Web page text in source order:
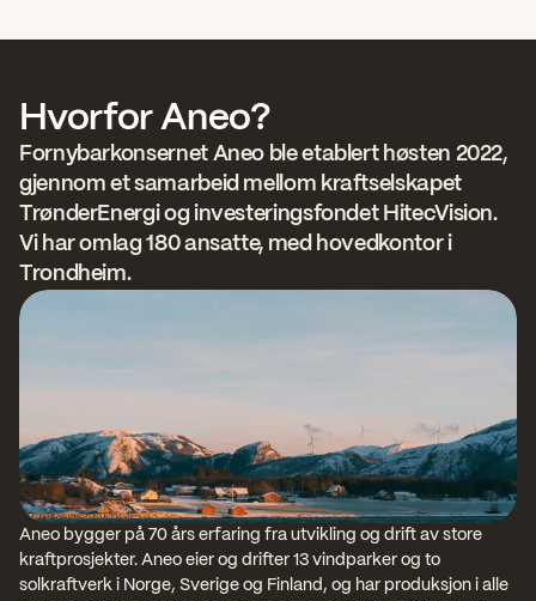
Hvorfor Aneo?
Fornybarkonsernet Aneo ble etablert høsten 2022,
gjennom et samarbeid mellom kraftselskapet
TrønderEnergi og investeringsfondet HitecVision.
Vi har omlag 180 ansatte, med hovedkontor i
Trondheim.
Aneo bygger på 70 års erfaring fra utvikling og drift av store
kraftprosjekter. Aneo eier og drifter 13 vindparker og to
solkraftverk i Norge, Sverige og Finland, og har produksjon i alle